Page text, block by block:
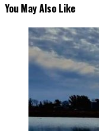
You May Also Like